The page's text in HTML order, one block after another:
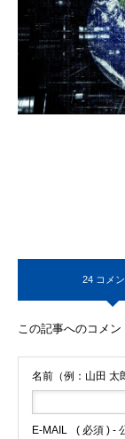
24 コメ
この記事へのコメン
名前（例：山田 太
E-MAIL ( 必須 ) -